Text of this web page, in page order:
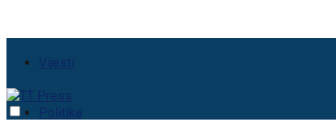
Vijesti
Politika